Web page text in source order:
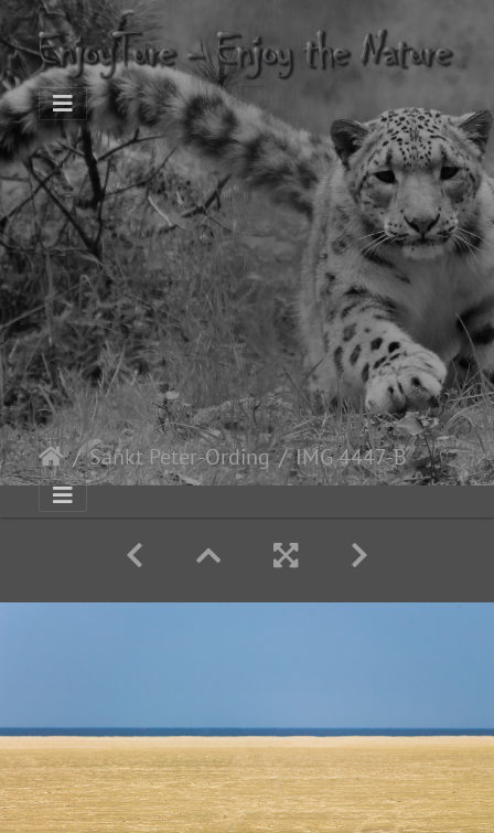
Sankt Peter-Ording IMG 4447-Bearbeitet-Bearbeitet